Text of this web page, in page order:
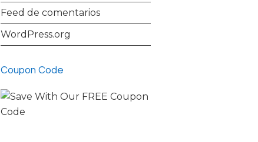
Feed de comentarios
WordPress.org
Coupon Code